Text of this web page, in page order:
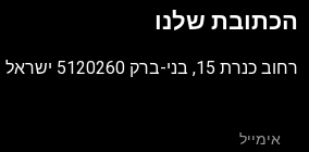
PDF
הכתובת שלנו
רחוב כנרת 15, בני-ברק 5120260 ישראל